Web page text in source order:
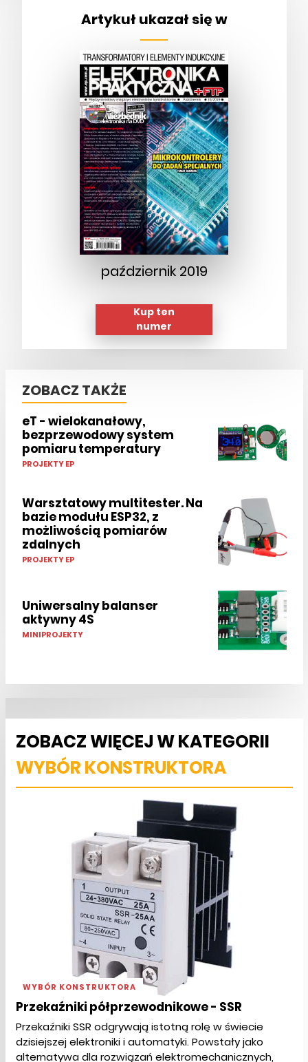
Artykuł ukazał się w
październik 2019
Kup ten
numer
ZOBACZ TAKŻE
eT - wielokanałowy,
bezprzewodowy system
pomiaru temperatury
PROJEKTY EP
Warsztatowy multitester. Na
bazie modułu ESP32, z
możliwością pomiarów
zdalnych
PROJEKTY EP
Uniwersalny balanser
aktywny 4S
MINIPROJEKTY
ZOBACZ WIĘCEJ W KATEGORII
WYBÓR KONSTRUKTORA
WYBÓR KONSTRUKTORA
Przekaźniki półprzewodnikowe - SSR
Przekaźniki SSR odgrywają istotną rolę w świecie
dzisiejszej elektroniki i automatyki. Powstały jako
alternatywa dla rozwiązań elektromechanicznych,